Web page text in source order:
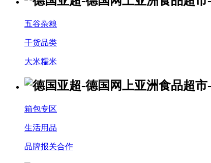
五谷杂粮
干货品类
大米糯米
箱包专区
生活用品
品牌报关合作